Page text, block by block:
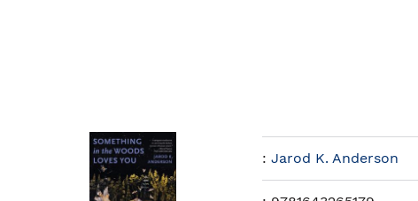
: Jarod K. Anderson